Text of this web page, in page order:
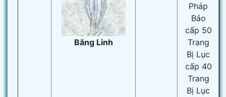
Băng Linh
Pháp
Bảo
cấp 50
Trang
Bị Lục
cấp 40
Trang
Bị Lục